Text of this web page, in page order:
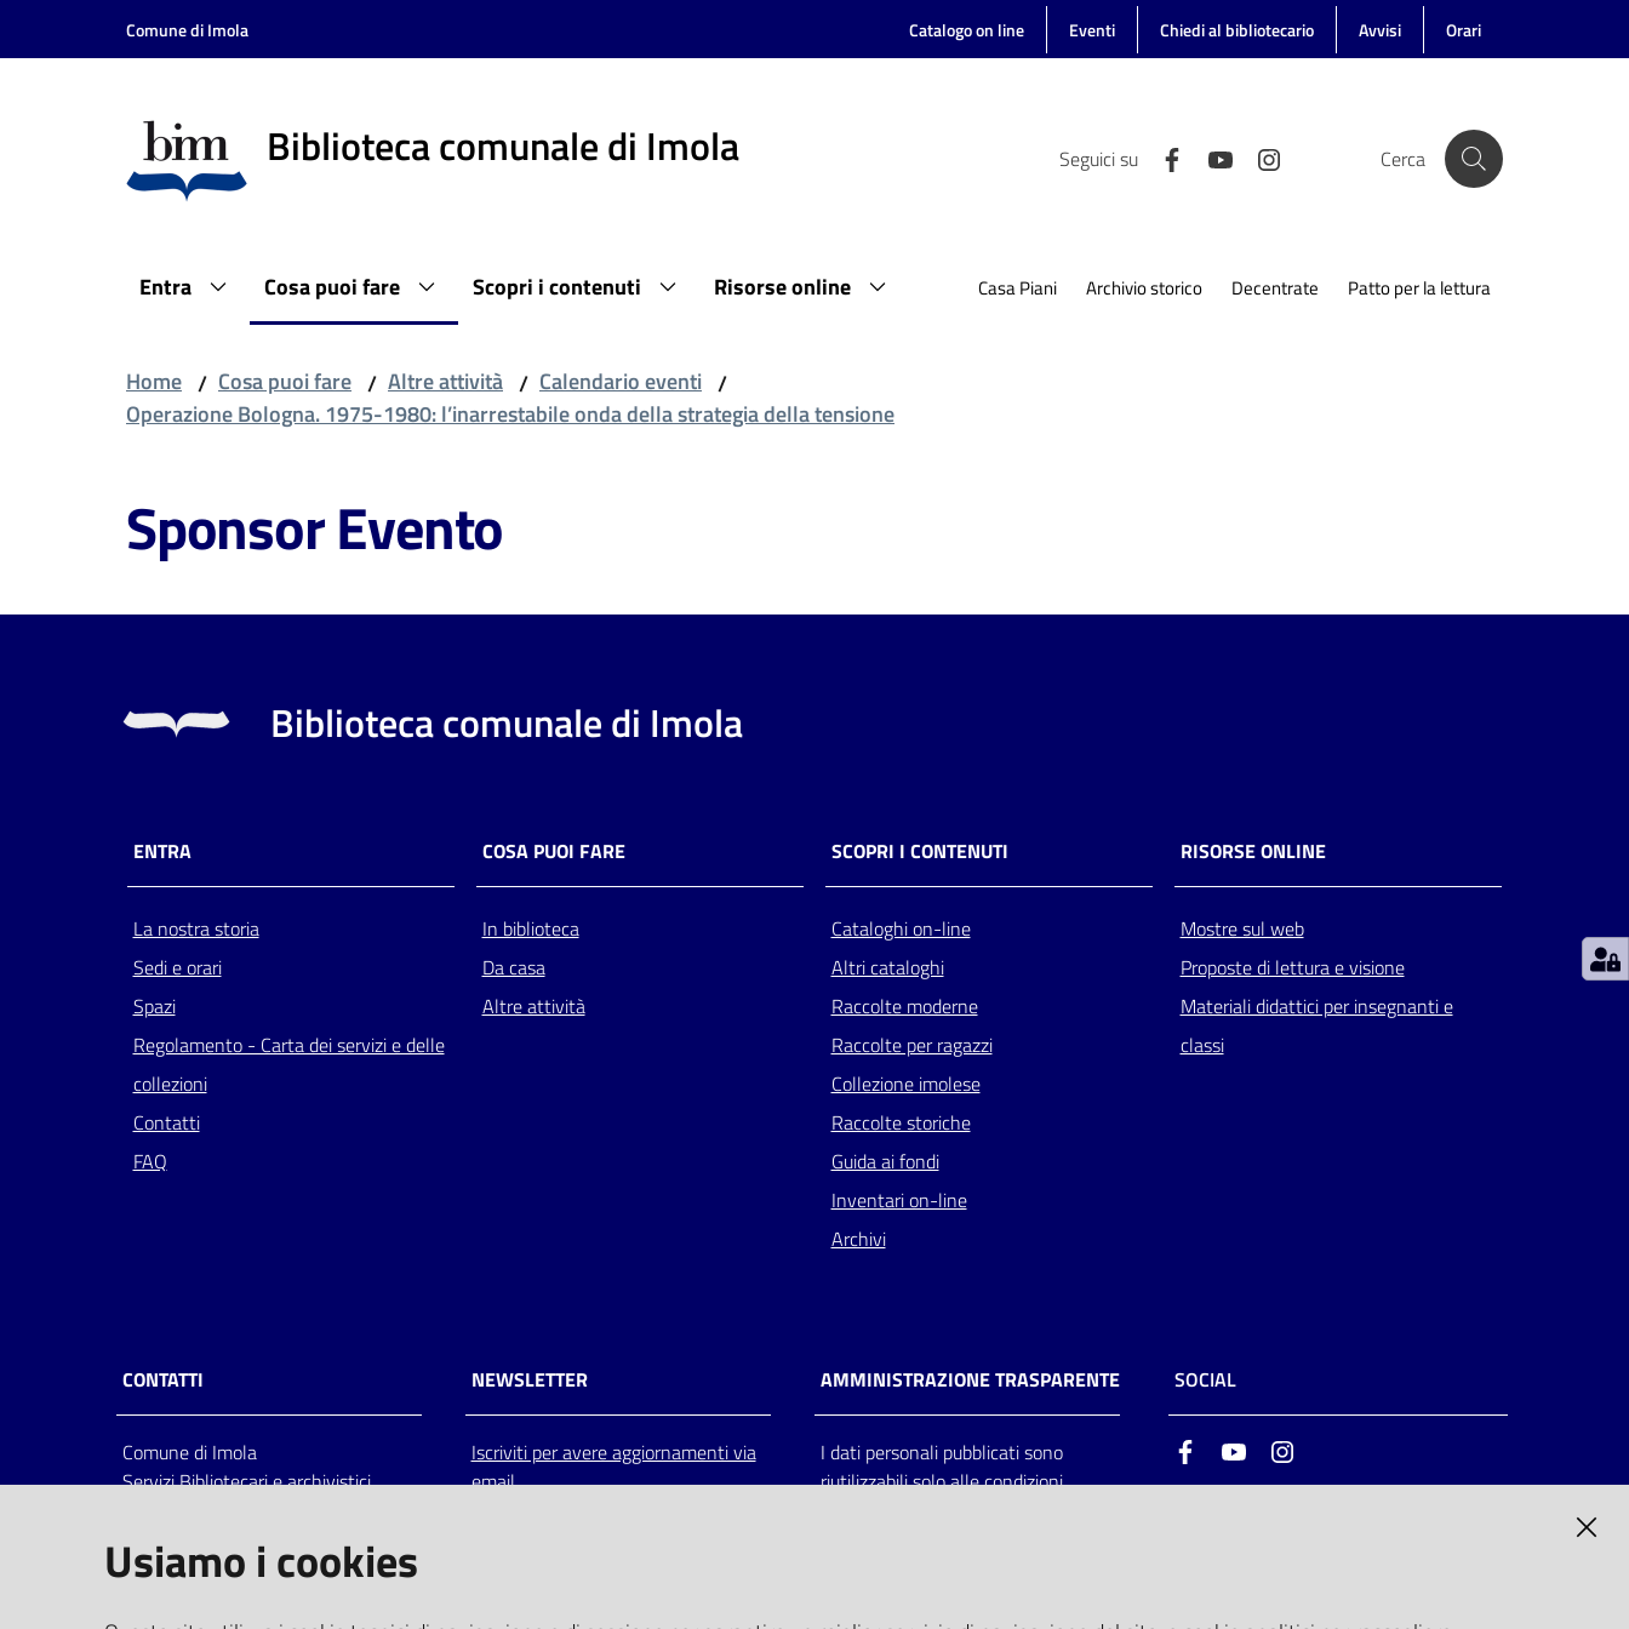
Vai al contenuto
Vai alla navigazione
Comune di Imola Catalogo on line Eventi Chiedi al bibliotecario Avvisi Orari
Biblioteca comunale di Imola Seguici su Cerca
Entra Cosa puoi fare Scopri i contenuti Risorse online Casa Piani Archivio storico Decentrate Patto per la lettura
Home / Cosa puoi fare / Altre attività / Calendario eventi /
Operazione Bologna. 1975-1980: l’inarrestabile onda della strategia della tensione
Sponsor Evento
Biblioteca comunale di Imola
ENTRA
La nostra storia
Sedi e orari
Spazi
Regolamento - Carta dei servizi e delle
collezioni
Contatti
FAQ
COSA PUOI FARE
In biblioteca
Da casa
Altre attività
SCOPRI I CONTENUTI
Cataloghi on-line
Altri cataloghi
Raccolte moderne
Raccolte per ragazzi
Collezione imolese
Raccolte storiche
Guida ai fondi
Inventari on-line
Archivi
RISORSE ONLINE
Mostre sul web
Proposte di lettura e visione
Materiali didattici per insegnanti e
classi
CONTATTI
Comune di Imola
Servizi Bibliotecari e archivistici
Italia
centralino: tel 0542.6026.36 fax
NEWSLETTER
Iscriviti per avere aggiornamenti via
email
AMMINISTRAZIONE TRASPARENTE
I dati personali pubblicati sono
riutilizzabili solo alle condizioni
SOCIAL
FacebookYoutube
Usiamo i cookies